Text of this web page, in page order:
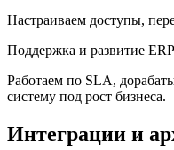
Настраиваем доступы,
Поддержка и развитие ERP
Работаем по SLA,
систему под рост бизнеса.
Интеграции и